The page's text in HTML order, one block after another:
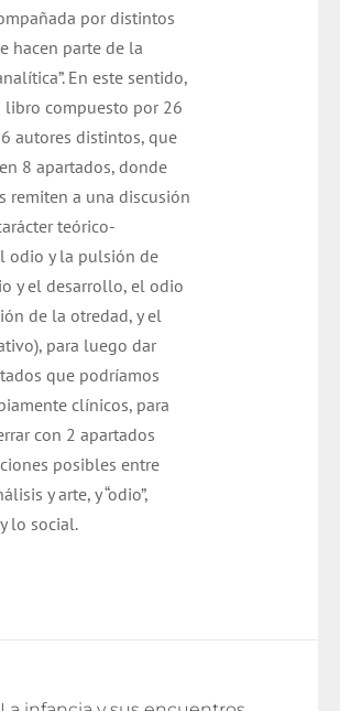
por distintos
hacen parte de la
En este sentido,
libro compuesto por 26
autores distintos, que
8 apartados, donde
remiten a una discusión
teórico-
odio y la pulsión de
y el desarrollo, el odio
de la otredad, y el
para luego dar
que podríamos
clínicos, para
con 2 apartados
posibles entre
y arte, y “odio”,
lo social.